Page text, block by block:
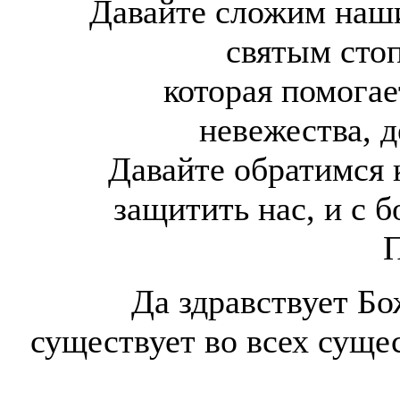
Давайте сложим
святым
которая
невежества,
Давайте обратимся
защитить нас, и с
Да здравствует
существует во всех